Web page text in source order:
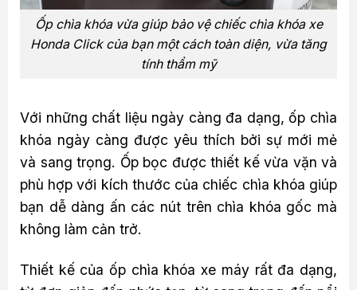
Ốp chìa khóa vừa giúp bảo vệ chiếc chìa khóa xe
Honda Click của bạn một cách toàn diện, vừa tăng
tính thẩm mỹ
Với những chất liệu ngày càng đa dạng, ốp chìa
khóa ngày càng được yêu thích bởi sự mới mẻ
và sang trọng. Ốp bọc được thiết kế vừa vặn và
phù hợp với kích thước của chiếc chìa khóa giúp
bạn dễ dàng ấn các nút trên chìa khóa gốc mà
không làm cản trở.
Thiết kế của ốp chìa khóa xe máy rất đa dạng,